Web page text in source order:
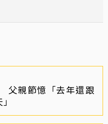
親節憶「去年還跟